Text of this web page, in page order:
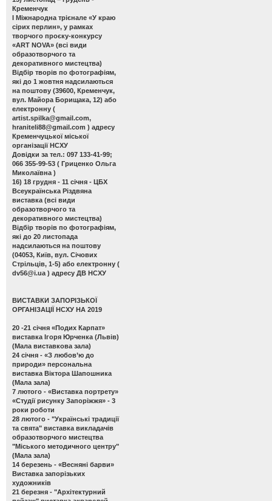
Кременчук
І Міжнародна трієнале «У краю
сірих перлин», у рамках
творчого проєку-конкурсу
«ART NOVA» (всі види
образотворчого та
декоративного мистецтва)
Відбір творів по фотографіям,
які до 1 жовтня надсилаються
на поштову (39600, Кременчук,
вул. Майора Борищака, 12) або
електронну (
artist.spilka@gmail.com,
hraniteli88@gmail.com ) адресу
Кременчуцької міської
організації НСХУ
Довідки за тел.: 097 133-41-99;
066 355-99-53 ( Гриценко Ольга
Миколаївна )
16) 18 грудня - 11 січня - ЦБХ
Всеукраїнська Різдвяна
виставка (всі види
образотворчого та
декоративного мистецтва)
Відбір творів по фотографіям,
які до 20 листопада
надсилаються на поштову
(04053, Київ, вул. Січових
Стрільців, 1-5) або електронну (
dv56@i.ua ) адресу ДВ НСХУ
ВИСТАВКИ ЗАПОРІЗЬКОЇ
ОРГАНІЗАЦІЇ НСХУ НА 2019
20 -21 січня «Подих Карпат»
виставка Ігоря Юрченка (Львів)
(Мала виставкова зала)
24 січня - «З любов’ю до
природи» персональна
виставка Віктора Шапошника
(Мала зала)
7 лютого - «Виставка портрету»
«Студії рисунку Запоріжжя» - 3
роки роботи
28 лютого - "Українські традиції
та свята" виставка викладачів
образотворчого мистецтва
"Міського методичного центру"
(Мала зала)
14 березень - «Весняні барви»
Виставка запорізьких
художників
21 березня - "Архітектурний